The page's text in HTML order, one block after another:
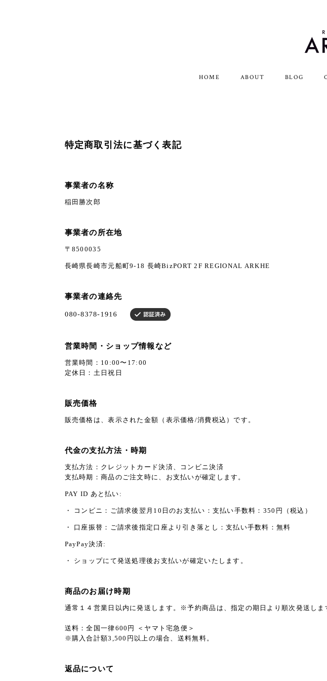
HOME ABOUT BLOG
特定商取引法に基づく表記
事業者の名称
稲田勝次郎
事業者の所在地
〒8500035
長崎県長崎市元船町9-18 長崎BizPORT 2F REGIONAL ARKHE
事業者の連絡先
営業時間・ショップ情報など
営業時間：10:00〜17:00
定休日：土日祝日
販売価格
販売価格は、表示された金額（表示価格/消費税込）です。
代金の支払方法・時期
支払方法：クレジットカード決済、コンビニ決済
支払時期：商品のご注文時に、お支払いが確定します。
PAY ID あと払い:
・ コンビニ：ご請求後翌月10日のお支払い：支払い手数料：350円（税込）
・ 口座振替：ご請求後指定口座より引き落とし：支払い手数料：無料
PayPay決済:
・ ショップにて発送処理後お支払いが確定いたします。
商品のお届け時期
通常１４営業日以内に発送します。※予約商品は、指定の期日より順次発送しま
送料：全国一律600円 ＜ヤマト宅急便＞
※購入合計額3,500円以上の場合、送料無料。
返品について